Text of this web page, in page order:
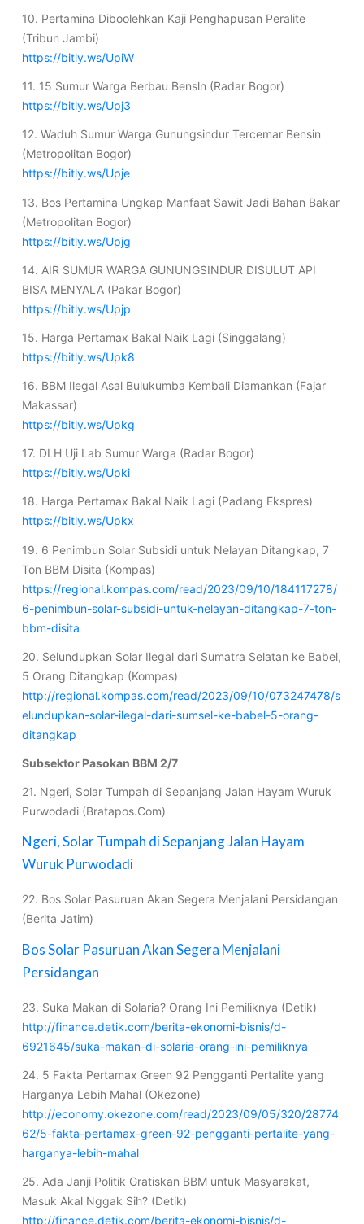
10. Pertamina Diboolehkan Kaji Penghapusan Peralite
(Tribun Jambi)
https://bitly.ws/UpiW
11. 15 Sumur Warga Berbau Bensln (Radar Bogor)
https://bitly.ws/Upj3
12. Waduh Sumur Warga Gunungsindur Tercemar Bensin
(Metropolitan Bogor)
https://bitly.ws/Upje
13. Bos Pertamina Ungkap Manfaat Sawit Jadi Bahan Bakar
(Metropolitan Bogor)
https://bitly.ws/Upjg
14. AIR SUMUR WARGA GUNUNGSINDUR DISULUT API
BISA MENYALA (Pakar Bogor)
https://bitly.ws/Upjp
15. Harga Pertamax Bakal Naik Lagi (Singgalang)
https://bitly.ws/Upk8
16. BBM Ilegal Asal Bulukumba Kembali Diamankan (Fajar
Makassar)
https://bitly.ws/Upkg
17. DLH Uji Lab Sumur Warga (Radar Bogor)
https://bitly.ws/Upki
18. Harga Pertamax Bakal Naik Lagi (Padang Ekspres)
https://bitly.ws/Upkx
19. 6 Penimbun Solar Subsidi untuk Nelayan Ditangkap, 7
Ton BBM Disita (Kompas)
https://regional.kompas.com/read/2023/09/10/184117278/
6-penimbun-solar-subsidi-untuk-nelayan-ditangkap-7-ton-
bbm-disita
20. Selundupkan Solar Ilegal dari Sumatra Selatan ke Babel,
5 Orang Ditangkap (Kompas)
http://regional.kompas.com/read/2023/09/10/073247478/s
elundupkan-solar-ilegal-dari-sumsel-ke-babel-5-orang-
ditangkap
Subsektor Pasokan BBM 2/7
21. Ngeri, Solar Tumpah di Sepanjang Jalan Hayam Wuruk
Purwodadi (Bratapos.Com)
Ngeri, Solar Tumpah di Sepanjang Jalan Hayam
Wuruk Purwodadi
22. Bos Solar Pasuruan Akan Segera Menjalani Persidangan
(Berita Jatim)
Bos Solar Pasuruan Akan Segera Menjalani
Persidangan
23. Suka Makan di Solaria? Orang Ini Pemiliknya (Detik)
http://finance.detik.com/berita-ekonomi-bisnis/d-
6921645/suka-makan-di-solaria-orang-ini-pemiliknya
24. 5 Fakta Pertamax Green 92 Pengganti Pertalite yang
Harganya Lebih Mahal (Okezone)
http://economy.okezone.com/read/2023/09/05/320/28774
62/5-fakta-pertamax-green-92-pengganti-pertalite-yang-
harganya-lebih-mahal
25. Ada Janji Politik Gratiskan BBM untuk Masyarakat,
Masuk Akal Nggak Sih? (Detik)
http://finance.detik.com/berita-ekonomi-bisnis/d-